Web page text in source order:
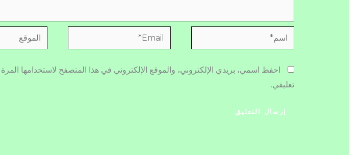
اسم* Email* الموقع
احفظ اسمي، بريدي الإلكتروني، والموقع الإلكتروني في هذا المتصفح لاستخدامها
تعليقي.